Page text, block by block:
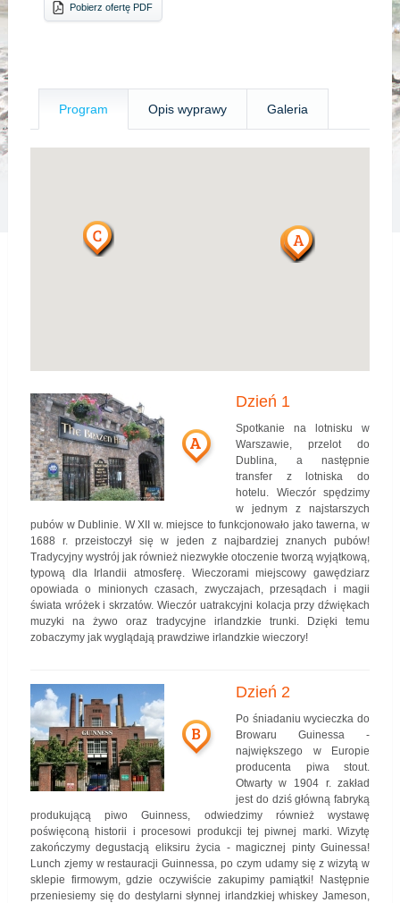
Pobierz ofertę PDF
Program Opis wyprawy Galeria
A
Dzień 1
Spotkanie na lotnisku w
Warszawie, przelot do
Dublina, a następnie
transfer z lotniska do
hotelu. Wieczór spędzimy
w jednym z najstarszych
pubów w Dublinie. W XII w. miejsce to funkcjonowało jako tawerna, w
1688 r. przeistoczył się w jeden z najbardziej znanych pubów!
Tradycyjny wystrój jak również niezwykłe otoczenie tworzą wyjątkową,
typową dla Irlandii atmosferę. Wieczorami miejscowy gawędziarz
opowiada o minionych czasach, zwyczajach, przesądach i magii
świata wróżek i skrzatów. Wieczór uatrakcyjni kolacja przy dźwiękach
muzyki na żywo oraz tradycyjne irlandzkie trunki. Dzięki temu
zobaczymy jak wyglądają prawdziwe irlandzkie wieczory!
B
Dzień 2
Po śniadaniu wycieczka do
Browaru Guinessa -
największego w Europie
producenta piwa stout.
Otwarty w 1904 r. zakład
jest do dziś główną fabryką
produkującą piwo Guinness, odwiedzimy również wystawę
poświęconą historii i procesowi produkcji tej piwnej marki. Wizytę
zakończymy degustacją eliksiru życia - magicznej pinty Guinessa!
Lunch zjemy w restauracji Guinnessa, po czym udamy się z wizytą w
sklepie firmowym, gdzie oczywiście zakupimy pamiątki! Następnie
przeniesiemy się do destylarni słynnej irlandzkiej whiskey Jameson,